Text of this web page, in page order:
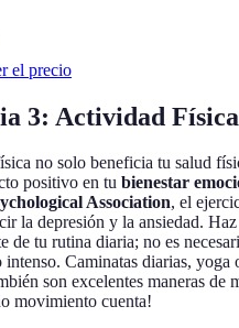
el precio
3: Actividad
no solo beneficia tu salud
positivo en tu bienestar
Association, el
la depresión y la ansiedad.
de tu rutina diaria; no es
intenso. Caminatas diarias, yoga
son excelentes maneras de
movimiento cuenta!